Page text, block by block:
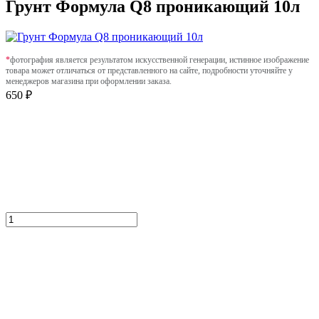
Грунт Формула Q8 проникающий 10л
*фотография является результатом искусственной генерации, истинное изображение
товара может отличаться от представленного на сайте, подробности уточняйте у
менеджеров магазина при оформлении заказа.
650 ₽